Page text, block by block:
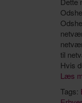
til
Hvis
Læs
Tags: